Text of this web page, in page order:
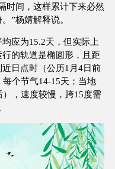
时间，这样累计下来必然
”杨婧解释说。
应为15.2天，但实际上
的轨道是椭圆形，且距
日点时（公历1月4日前
个节气14-15天；当地
，速度较慢，跨15度需